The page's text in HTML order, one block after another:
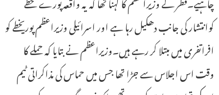
کوانتشار کی جانب دھکیل رہا ہے اور اسرائیلی وزیراعظم پوریخطے کو
افراتفری میں مبتلا کر رہے ہیں۔وزیراعظم نے بتایا کہ حملے کا
وقت اس اجلاس سے جڑا تھا جس میں حماس کی مذاکراتی ٹیم